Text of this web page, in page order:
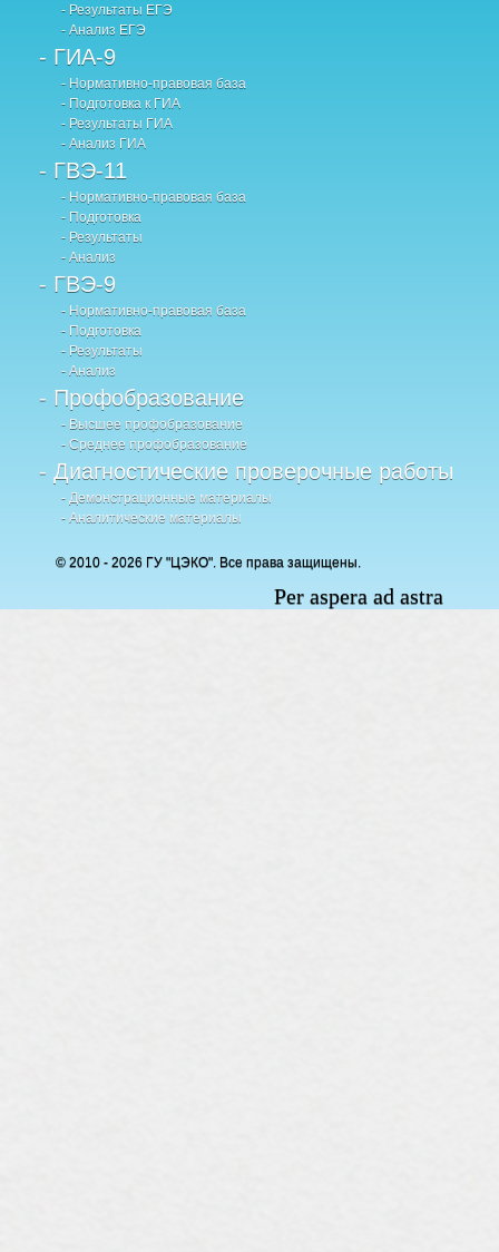
- Результаты ЕГЭ
- Анализ ЕГЭ
- ГИА-9
- Нормативно-правовая база
- Подготовка к ГИА
- Результаты ГИА
- Анализ ГИА
- ГВЭ-11
- Нормативно-правовая база
- Подготовка
- Результаты
- Анализ
- ГВЭ-9
- Нормативно-правовая база
- Подготовка
- Результаты
- Анализ
- Профобразование
- Высшее профобразование
- Среднее профобразование
- Диагностические проверочные работы
- Демонстрационные материалы
- Аналитические материалы
© 2010 - 2026 ГУ "ЦЭКО". Все права защищены.
Per aspera ad astra